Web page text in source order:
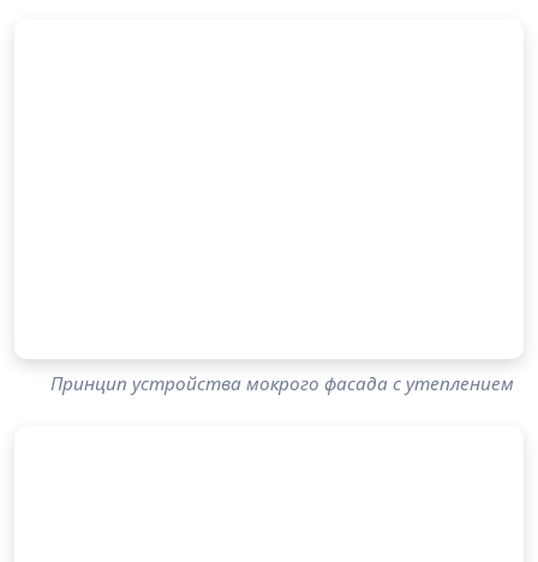
Принцип устройства мокрого фасада с утеплением